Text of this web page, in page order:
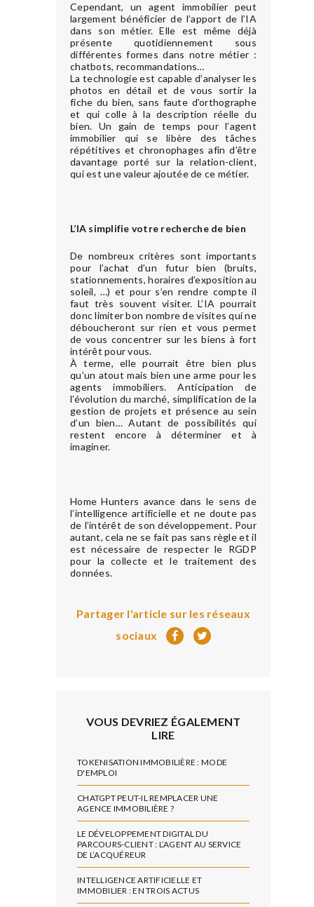
Cependant, un agent immobilier peut
largement bénéficier de l’apport de l’IA
dans son métier. Elle est même déjà
présente quotidiennement sous
différentes formes dans notre métier :
chatbots, recommandations…
La technologie est capable d’analyser les
photos en détail et de vous sortir la
fiche du bien, sans faute d’orthographe
et qui colle à la description réelle du
bien. Un gain de temps pour l’agent
immobilier qui se libère des tâches
répétitives et chronophages afin d’être
davantage porté sur la relation-client,
qui est une valeur ajoutée de ce métier.
L’IA simplifie votre recherche de bien
De nombreux critères sont importants
pour l’achat d’un futur bien (bruits,
stationnements, horaires d’exposition au
soleil, …) et pour s’en rendre compte il
faut très souvent visiter. L’IA pourrait
donc limiter bon nombre de visites qui ne
déboucheront sur rien et vous permet
de vous concentrer sur les biens à fort
intérêt pour vous.
À terme, elle pourrait être bien plus
qu’un atout mais bien une arme pour les
agents immobiliers. Anticipation de
l’évolution du marché, simplification de la
gestion de projets et présence au sein
d’un bien… Autant de possibilités qui
restent encore à déterminer et à
imaginer.
Home Hunters avance dans le sens de
l’intelligence artificielle et ne doute pas
de l’intérêt de son développement. Pour
autant, cela ne se fait pas sans règle et il
est nécessaire de respecter le RGDP
pour la collecte et le traitement des
données.
Partager l'article sur les réseaux
sociaux
VOUS DEVRIEZ ÉGALEMENT
LIRE
TOKENISATION IMMOBILIÈRE : MODE
D'EMPLOI
CHATGPT PEUT-IL REMPLACER UNE
AGENCE IMMOBILIÈRE ?
LE DÉVELOPPEMENT DIGITAL DU
PARCOURS-CLIENT : L’AGENT AU SERVICE
DE L’ACQUÉREUR
INTELLIGENCE ARTIFICIELLE ET
IMMOBILIER : EN TROIS ACTUS